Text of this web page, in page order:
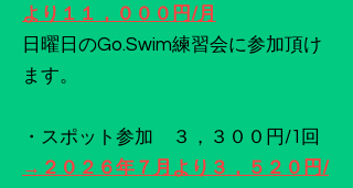
より１１，０００円/月
日曜日のGo.Swim練習会に参加頂け
ます。
・スポット参加 ３，３００円/1回
→ ２０２６年７月より３，５２０円/